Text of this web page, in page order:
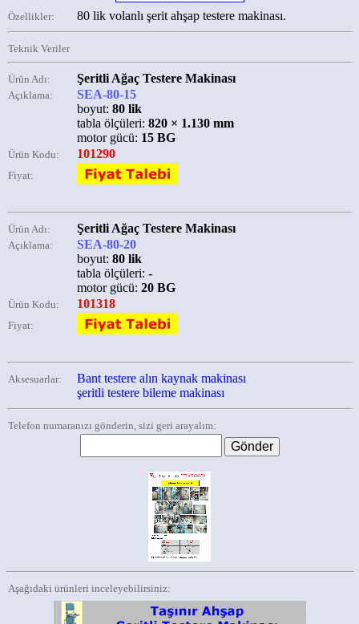
Özellikler: 80 lik volanlı şerit ahşap testere makinası.
Teknik Veriler
Ürün Adı: Şeritli Ağaç Testere Makinası
Açıklama:
SEA-80-15
boyut: 80 lik
tabla ölçüleri: 820 × 1.130 mm
motor gücü: 15 BG
Ürün Kodu: 101290
Fiyat:
Ürün Adı: Şeritli Ağaç Testere Makinası
Açıklama:
SEA-80-20
boyut: 80 lik
tabla ölçüleri: -
motor gücü: 20 BG
Ürün Kodu: 101318
Fiyat:
Aksesuarlar:
Bant testere alın kaynak makinası
şeritli testere bileme makinası
Telefon numaranızı gönderin, sizi geri arayalım:
Aşağıdaki ürünleri inceleyebilirsiniz: